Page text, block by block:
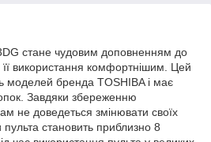
стане чудовим доповненням до
її використання комфортнішим. Цей
моделей бренда TOSHIBA і має
Завдяки збереженню
не доведеться змінювати своїх
пульта становить приблизно 8